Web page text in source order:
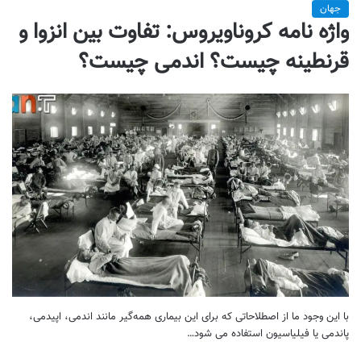
جهان
واژه نامه کروناویروس: تفاوت بین انزوا و
قرنطینه چیست؟ اندمی چیست؟
با این وجود ما از اصطلاحاتی که برای این بیماری همه‌گیر مانند اندمی، اپیدمی،
پاندمی یا فیلیاسیون استفاده می شود…